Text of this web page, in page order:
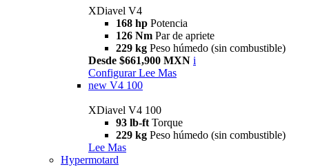
XDiavel V4
168 hp Potencia
126 Nm Par de apriete
229 kg Peso húmedo (sin combustible)
Desde $661,900 MXN i
Configurar Lee Mas
new V4 100
XDiavel V4 100
93 lb-ft Torque
229 kg Peso húmedo (sin combustible)
Lee Mas
Hypermotard